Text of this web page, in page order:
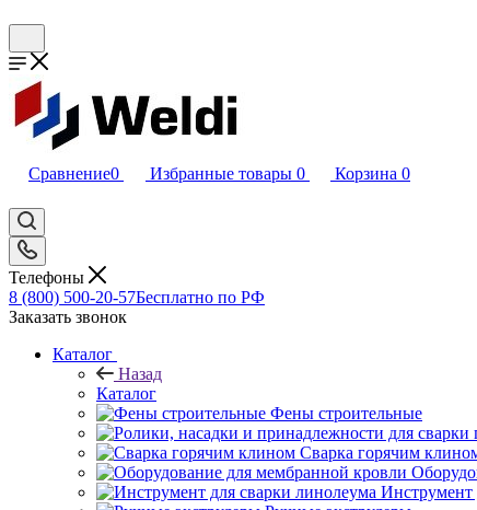
Сравнение0 Избранные товары 0 Корзина 0
Телефоны
8 (800) 500-20-57Бесплатно по РФ
Заказать звонок
Каталог
Назад
Каталог
Фены строительные
Сварка горячим
Инструмент